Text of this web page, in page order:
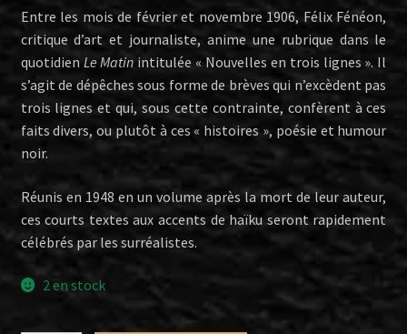
Entre les mois de février et novembre 1906, Félix Fénéon,
critique d’art et journaliste, anime une rubrique dans le
quotidien Le Matin intitulée « Nouvelles en trois lignes ». Il
s’agit de dépêches sous forme de brèves qui n’excèdent pas
trois lignes et qui, sous cette contrainte, confèrent à ces
faits divers, ou plutôt à ces « histoires », poésie et humour
noir.
Réunis en 1948 en un volume après la mort de leur auteur,
ces courts textes aux accents de haïku seront rapidement
célébrés par les surréalistes.
2 en stock